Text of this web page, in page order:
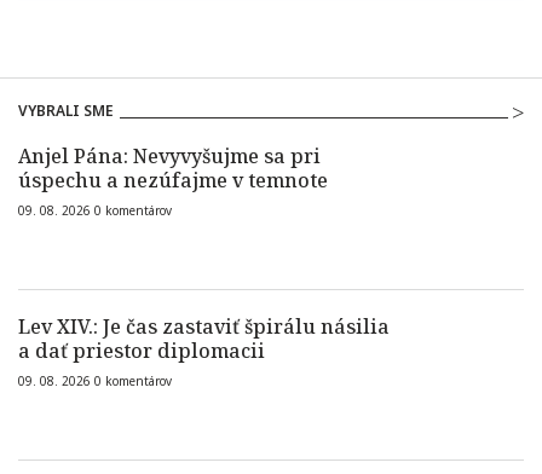
VYBRALI SME
Anjel Pána: Nevyvyšujme sa pri
úspechu a nezúfajme v temnote
09. 08. 2026 0 komentárov
Lev XIV.: Je čas zastaviť špirálu násilia
a dať priestor diplomacii
09. 08. 2026 0 komentárov